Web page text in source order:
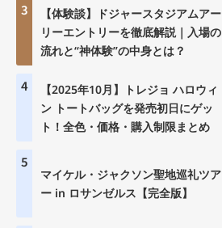
3
【体験談】ドジャースタジアムアー
リーエントリーを徹底解説｜入場の
流れと“神体験”の中身とは？
4
【2025年10月】トレジョ ハロウィ
ン トートバッグを発売初日にゲッ
ト！全色・価格・購入制限まとめ
5
マイケル・ジャクソン聖地巡礼ツア
ー in ロサンゼルス【完全版】